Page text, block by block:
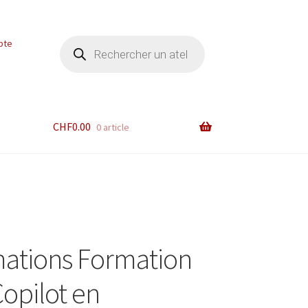
produits
CHF0.00 0 article
Formation
en